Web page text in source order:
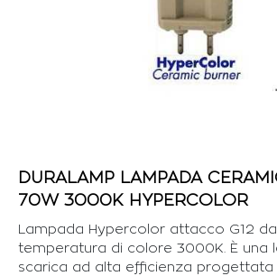
DURALAMP LAMPADA
70W 3000K HYPERCOLOR
Lampada Hypercolor attacco G12
temperatura di colore 3000K. È una
scarica ad alta efficienza progettata